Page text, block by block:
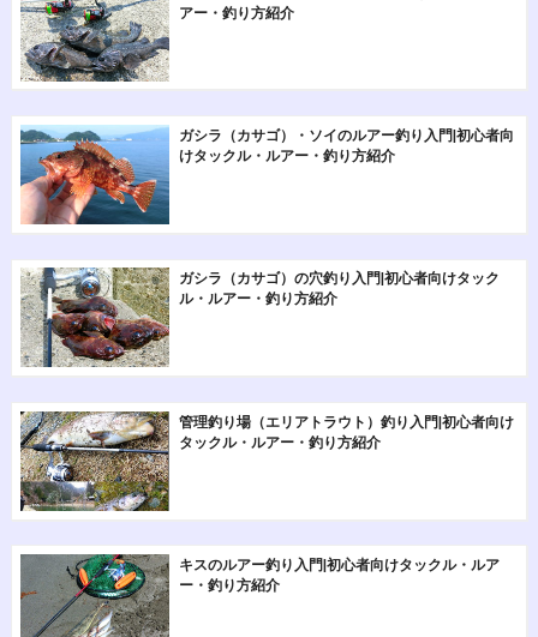
アー・釣り方紹介
ガシラ（カサゴ）・ソイのルアー釣り入門|初心者向
けタックル・ルアー・釣り方紹介
ガシラ（カサゴ）の穴釣り入門|初心者向けタック
ル・ルアー・釣り方紹介
管理釣り場（エリアトラウト）釣り入門|初心者向け
タックル・ルアー・釣り方紹介
キスのルアー釣り入門|初心者向けタックル・ルア
ー・釣り方紹介